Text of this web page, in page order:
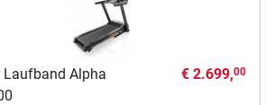
Laufband Alpha
€ 2.699,00